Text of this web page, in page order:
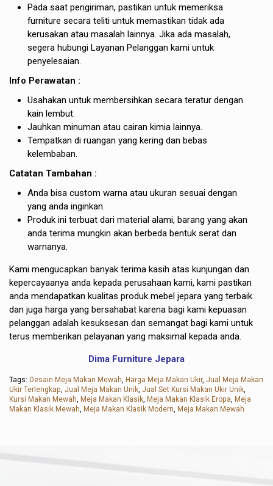
Pada saat pengiriman, pastikan untuk memeriksa
furniture secara teliti untuk memastikan tidak ada
kerusakan atau masalah lainnya. Jika ada masalah,
segera hubungi Layanan Pelanggan kami untuk
penyelesaian.
Info Perawatan :
Usahakan untuk membersihkan secara teratur dengan
kain lembut.
Jauhkan minuman atau cairan kimia lainnya.
Tempatkan di ruangan yang kering dan bebas
kelembaban.
Catatan Tambahan :
Anda bisa custom warna atau ukuran sesuai dengan
yang anda inginkan.
Produk ini terbuat dari material alami, barang yang akan
anda terima mungkin akan berbeda bentuk serat dan
warnanya.
Kami mengucapkan banyak terima kasih atas kunjungan dan
kepercayaanya anda kepada perusahaan kami, kami pastikan
anda mendapatkan kualitas produk mebel jepara yang terbaik
dan juga harga yang bersahabat karena bagi kami kepuasan
pelanggan adalah kesuksesan dan semangat bagi kami untuk
terus memberikan pelayanan yang maksimal kepada anda.
Dima Furniture Jepara
Tags: Desain Meja Makan Mewah Harga Meja Makan Ukir, Jual Meja Makan
Ukir Terlengkap Jual Meja Makan Unik Jual Set Kursi Makan Ukir Unik
Kursi Makan Mewah Meja Makan Klasik Meja Makan Klasik Eropa Meja
Makan Klasik Mewah Meja Makan Klasik Modern Meja Makan Mewah